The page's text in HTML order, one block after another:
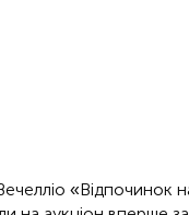
«Відпочинок